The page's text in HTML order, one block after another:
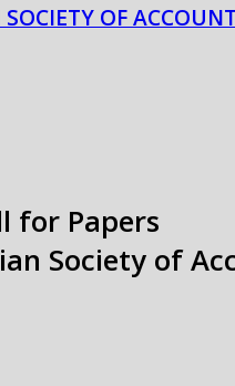
OF
for Papers
Society of